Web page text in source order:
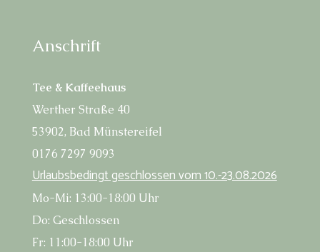
Anschrift
Tee & Kaffeehaus
Wert­her Stra­ße 40
53902, Bad Münstereifel
0176 7297 9093
Urlaubs­be­dingt geschlos­sen vom 10.-23.08.2026
Mo-Mi: 13:00-18:00 Uhr
Do: Geschlossen
Fr: 11:00-18:00 Uhr